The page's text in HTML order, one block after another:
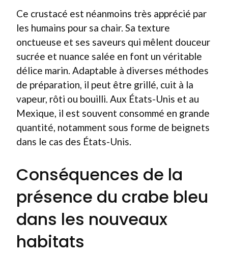
Ce crustacé est néanmoins très apprécié par
les humains pour sa chair. Sa texture
onctueuse et ses saveurs qui mêlent douceur
sucrée et nuance salée en font un véritable
délice marin. Adaptable à diverses méthodes
de préparation, il peut être grillé, cuit à la
vapeur, rôti ou bouilli. Aux États-Unis et au
Mexique, il est souvent consommé en grande
quantité, notamment sous forme de beignets
dans le cas des États-Unis.
Conséquences de la
présence du crabe bleu
dans les nouveaux
habitats